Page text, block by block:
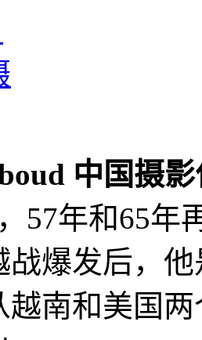
中国摄
57年和65年
战爆发后，
越南和美国